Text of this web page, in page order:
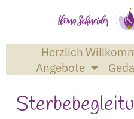
Herzlich
Angebote